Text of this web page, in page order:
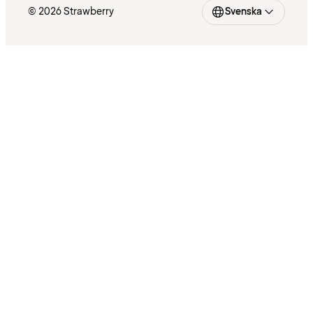
© 2026 Strawberry Svenska